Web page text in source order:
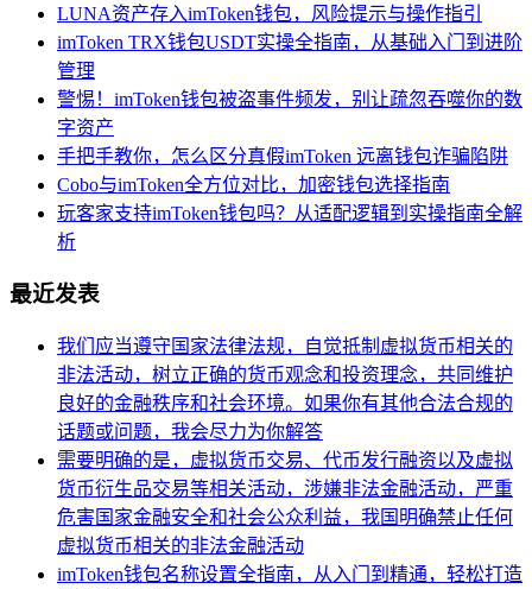
LUNA资产存入imToken钱包，风险提示与操作指引
imToken TRX钱包USDT实操全指南，从基础入门到进阶
管理
警惕！imToken钱包被盗事件频发，别让疏忽吞噬你的数
字资产
手把手教你，怎么区分真假imToken 远离钱包诈骗陷阱
Cobo与imToken全方位对比，加密钱包选择指南
玩客家支持imToken钱包吗？从适配逻辑到实操指南全解
析
最近发表
我们应当遵守国家法律法规，自觉抵制虚拟货币相关的
非法活动，树立正确的货币观念和投资理念，共同维护
良好的金融秩序和社会环境。如果你有其他合法合规的
话题或问题，我会尽力为你解答
需要明确的是，虚拟货币交易、代币发行融资以及虚拟
货币衍生品交易等相关活动，涉嫌非法金融活动，严重
危害国家金融安全和社会公众利益，我国明确禁止任何
虚拟货币相关的非法金融活动
imToken钱包名称设置全指南，从入门到精通，轻松打造